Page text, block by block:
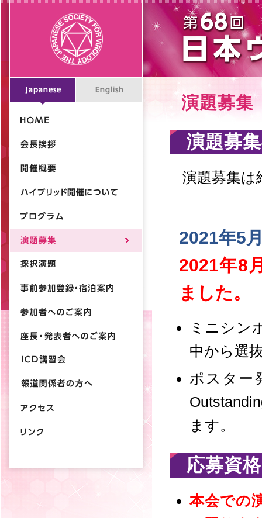
演題募集
演題募
演題募集
2021年5
2021年8
ました。
ミニシン
中から選
ポスター
ます。
応募資格
本会での